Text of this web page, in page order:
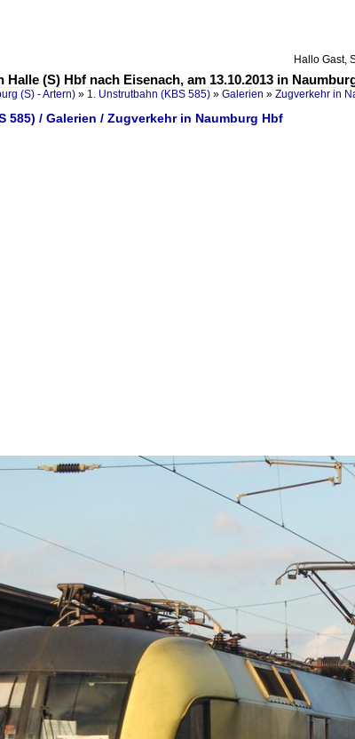
Hallo Gast,
Halle (S) Hbf nach Eisenach, am 13.10.2013 in
(S) - Artern) » 1. Unstrutbahn (KBS 585) » Galerien » Zugverkehr in
585) / Galerien / Zugverkehr in Naumburg Hbf